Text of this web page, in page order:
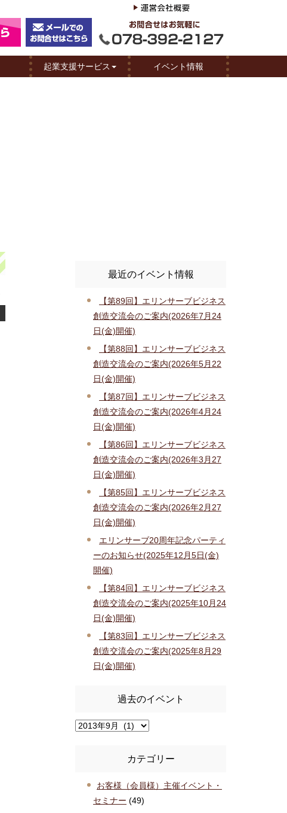
起業支援サービス イベント情報
最近のイベント情報
【第89回】エリンサーブビジネス
創造交流会のご案内(2026年7月24
日(金)開催)
【第88回】エリンサーブビジネス
創造交流会のご案内(2026年5月22
日(金)開催)
【第87回】エリンサーブビジネス
創造交流会のご案内(2026年4月24
日(金)開催)
【第86回】エリンサーブビジネス
創造交流会のご案内(2026年3月27
日(金)開催)
【第85回】エリンサーブビジネス
創造交流会のご案内(2026年2月27
日(金)開催)
エリンサーブ20周年記念パーティ
ーのお知らせ(2025年12月5日(金)
開催)
【第84回】エリンサーブビジネス
創造交流会のご案内(2025年10月24
日(金)開催)
【第83回】エリンサーブビジネス
創造交流会のご案内(2025年8月29
日(金)開催)
過去のイベント
カテゴリー
お客様（会員様）主催イベント・
セミナー (49)